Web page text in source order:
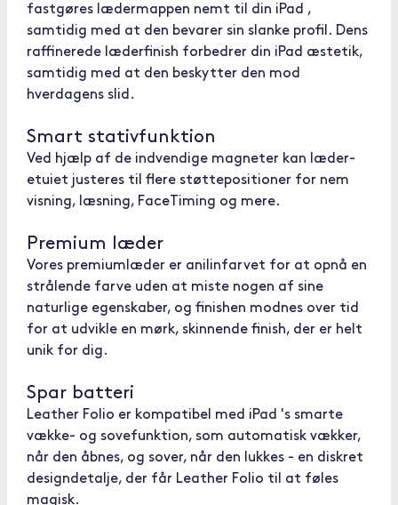
fastgøres lædermappen nemt til din iPad ,
samtidig med at den bevarer sin slanke profil. Dens
raffinerede læderfinish forbedrer din iPad æstetik,
samtidig med at den beskytter den mod
hverdagens slid.
Smart stativfunktion
Ved hjælp af de indvendige magneter kan læder-
etuiet justeres til flere støttepositioner for nem
visning, læsning, FaceTiming og mere.
Premium læder
Vores premiumlæder er anilinfarvet for at opnå en
strålende farve uden at miste nogen af sine
naturlige egenskaber, og finishen modnes over tid
for at udvikle en mørk, skinnende finish, der er helt
unik for dig.
Spar batteri
Leather Folio er kompatibel med iPad 's smarte
vække- og sovefunktion, som automatisk vækker,
når den åbnes, og sover, når den lukkes - en diskret
designdetalje, der får Leather Folio til at føles
magisk.